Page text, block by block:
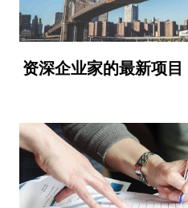
资深企业家的最新项目